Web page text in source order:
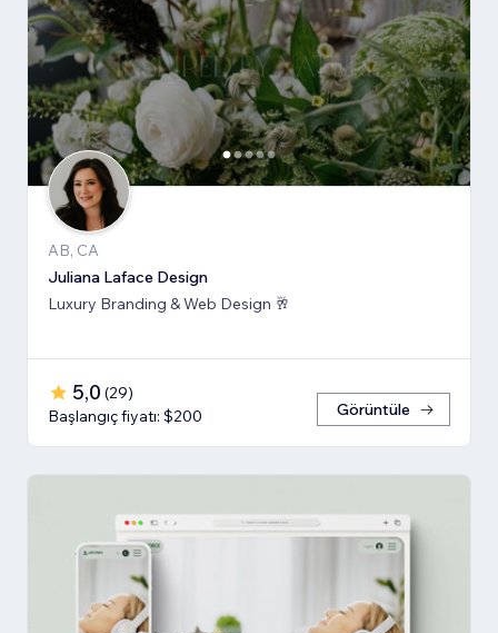
AB, CA
Juliana Laface Design
Luxury Branding & Web Design 🥂
5,0 (29)
Başlangıç fiyatı: $200
Görüntüle